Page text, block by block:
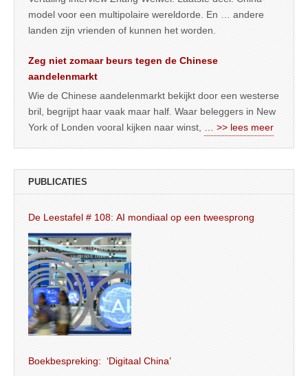
model voor een multipolaire wereldorde. En … andere
landen zijn vrienden of kunnen het worden.
Zeg niet zomaar beurs tegen de Chinese
aandelenmarkt
Wie de Chinese aandelenmarkt bekijkt door een westerse
bril, begrijpt haar vaak maar half. Waar beleggers in New
York of Londen vooral kijken naar winst,
… >> lees meer
PUBLICATIES
De Leestafel # 108: AI mondiaal op een tweesprong
Boekbespreking: ‘Digitaal China’